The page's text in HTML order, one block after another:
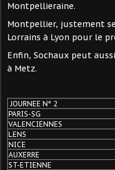
Montpellieraine.
Montpellier, justement
Lorrains à Lyon pour le
Enfin, Sochaux peut
à Metz.
JOURNEE N° 2
PARIS-SG
VALENCIENNES
LENS
NICE
AUXERRE
ST-ETIENNE